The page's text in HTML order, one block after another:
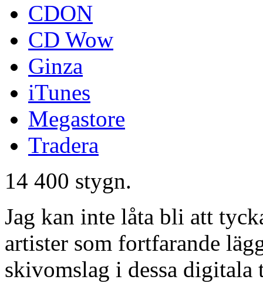
CDON
CD Wow
Ginza
iTunes
Megastore
Tradera
14 400 stygn.
Jag kan inte låta bli att
artister som fortfarande
skivomslag i dessa